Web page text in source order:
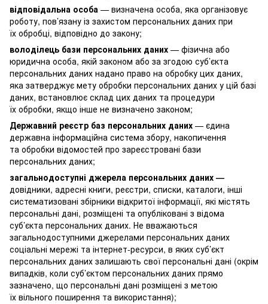
відповідальна особа — визначена особа, яка організовує
роботу, пов’язану із захистом персональних даних при
їх обробці, відповідно до закону;
володілець бази персональних даних — фізична або
юридична особа, якій законом або за згодою суб’єкта
персональних даних надано право на обробку цих даних,
яка затверджує мету обробки персональних даних у цій базі
даних, встановлює склад цих даних та процедури
їх обробки, якщо інше не визначено законом;
Державний реєстр баз персональних даних — єдина
державна інформаційна система збору, накопичення
та обробки відомостей про зареєстровані бази
персональних даних;
загальнодоступні джерела персональних даних —
довідники, адресні книги, реєстри, списки, каталоги, інші
систематизовані збірники відкритої інформації, які містять
персональні дані, розміщені та опубліковані з відома
суб’єкта персональних даних. Не вважаються
загальнодоступними джерелами персональних даних
соціальні мережі та інтернет-ресурси, в яких суб’єкт
персональних даних залишають свої персональні дані (окрім
випадків, коли суб’єктом персональних даних прямо
зазначено, що персональні дані розміщені з метою
їх вільного поширення та використання);